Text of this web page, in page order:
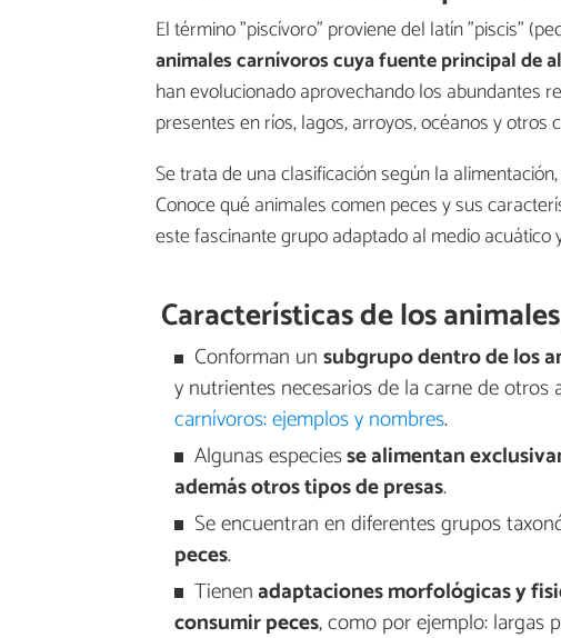
El término "piscívoro" proviene del latín "piscis"
animales carnívoros cuya fuente principal de
han evolucionado aprovechando los abundantes
presentes en ríos, lagos, arroyos, océanos y otros
Se trata de una clasificación según la
Conoce qué animales comen peces y sus
este fascinante grupo adaptado al medio acuático
Características de los
Conforman unsubgrupo dentro de los
y nutrientes necesarios de la carne de otros
carnívoros: ejemplos y nombres.
Algunas especiesse alimentan
además otros tipos de presas.
Se encuentran en diferentes grupos
peces.
Tienenadaptaciones morfológicas y
consumir peces, como por ejemplo: largas